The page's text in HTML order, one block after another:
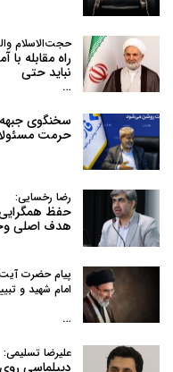
حجت‌الاسلام
راه مقابله
نباید حتی
…
سخنگوی جبهه
حرمت
رضا رخسایی:
حفظ
هدف اصلی
پیام حضرت
امام شهید و
…
علیرضا تسلیمی:
دیپلماسیِ